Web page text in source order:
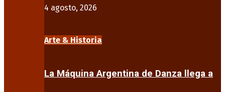
4 agosto, 2026
Arte & Historia
La Máquina Argentina de Danza llega a